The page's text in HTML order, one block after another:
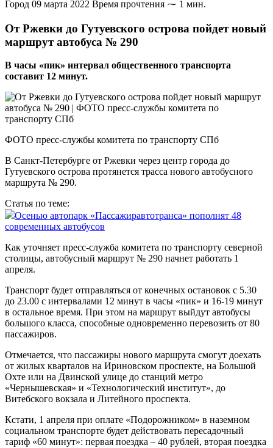
Город 09 марта 2022 Время прочтения ⁓ 1 мин.
От Ржевки до Гутуевского острова пойдет новый
маршрут автобуса № 290
В часы «пик» интервал общественного транспорта
составит 12 минут.
ФОТО пресс-службы комитета по транспорту СПб
В Санкт-Петербурге от Ржевки через центр города до
Гутуевского острова протянется трасса нового автобусного
маршрута № 290.
Статья по теме:
Осенью автопарк «Пассажиравтотранса» пополнят 48
современных автобусов
Как уточняет пресс-служба комитета по транспорту северной
столицы, автобусный маршрут № 290 начнет работать 1
апреля.
Транспорт будет отправляться от конечных остановок с 5.30
до 23.00 с интервалами 12 минут в часы «пик» и 16-19 минут
в остальное время. При этом на маршрут выйдут автобусы
большого класса, способные одновременно перевозить от 80
пассажиров.
Отмечается, что пассажиры нового маршрута смогут доехать
от жилых кварталов на Ириновском проспекте, на Большой
Охте или на Двинской улице до станций метро
«Чернышевская» и «Технологический институт», до
Витебского вокзала и Литейного проспекта.
Кстати, 1 апреля при оплате «Подорожником» в наземном
социальном транспорте будет действовать пересадочный
тариф «60 минут»: первая поездка – 40 рублей, вторая поездка